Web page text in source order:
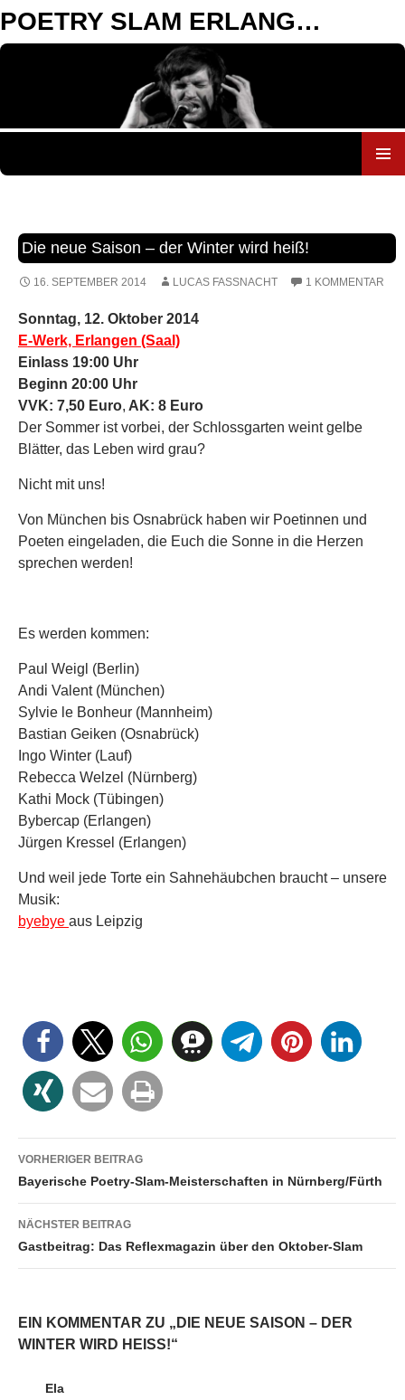
POETRY SLAM ERLANGEN
Die neue Saison – der Winter wird heiß!
16. SEPTEMBER 2014 LUCAS FASSNACHT 1 KOMMENTAR
Sonntag, 12. Oktober 2014
E-Werk, Erlangen (Saal)
Einlass 19:00 Uhr
Beginn 20:00 Uhr
VVK: 7,50 Euro, AK: 8 Euro
Der Sommer ist vorbei, der Schlossgarten weint gelbe
Blätter, das Leben wird grau?
Nicht mit uns!
Von München bis Osnabrück haben wir Poetinnen und
Poeten eingeladen, die Euch die Sonne in die Herzen
sprechen werden!
Es werden kommen:
Paul Weigl (Berlin)
Andi Valent (München)
Sylvie le Bonheur (Mannheim)
Bastian Geiken (Osnabrück)
Ingo Winter (Lauf)
Rebecca Welzel (Nürnberg)
Kathi Mock (Tübingen)
Bybercap (Erlangen)
Jürgen Kressel (Erlangen)
Und weil jede Torte ein Sahnehäubchen braucht – unsere
Musik:
byebye aus Leipzig
Beitragsnavigation
VORHERIGER BEITRAG
Bayerische Poetry-Slam-Meisterschaften in Nürnberg/Fürth
NÄCHSTER BEITRAG
Gastbeitrag: Das Reflexmagazin über den Oktober-Slam
EIN KOMMENTAR ZU „DIE NEUE SAISON – DER
WINTER WIRD HEISS!“
Ela